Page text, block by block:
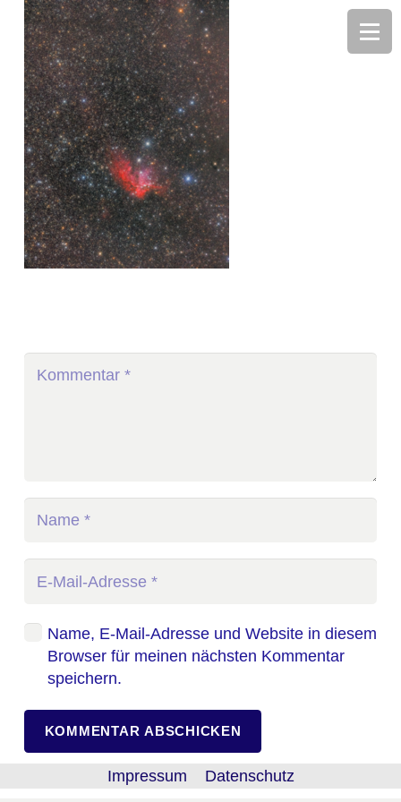
Name, E-Mail-Adresse und Website in diesem
Browser für meinen nächsten Kommentar
speichern.
KOMMENTAR ABSCHICKEN
Impressum Datenschutz